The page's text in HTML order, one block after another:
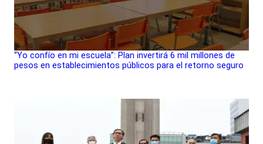
“Yo confío en mi escuela”: Plan invertirá 6 mil millones de
pesos en establecimientos públicos para el retorno seguro